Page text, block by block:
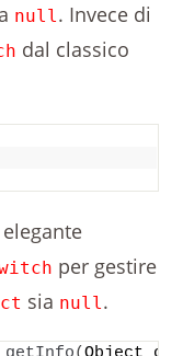
null. Invece di
dal classico
per gestire
sia null.